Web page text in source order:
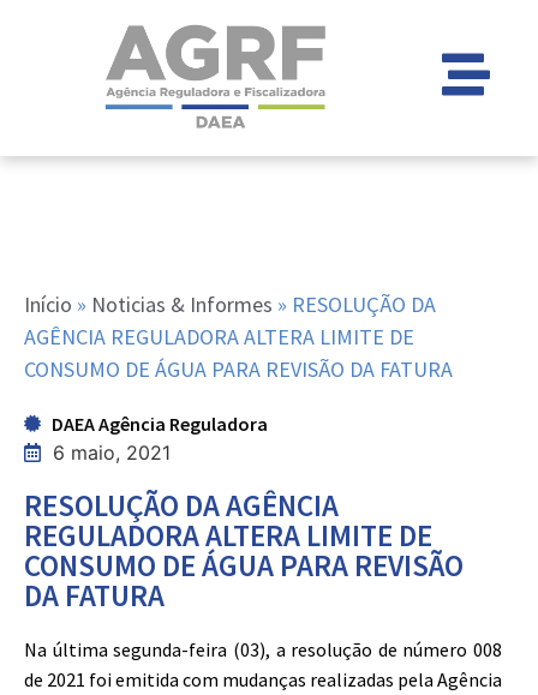
Início » Noticias & Informes » RESOLUÇÃO DA
AGÊNCIA REGULADORA ALTERA LIMITE DE
CONSUMO DE ÁGUA PARA REVISÃO DA FATURA
DAEA Agência Reguladora
6 maio, 2021
RESOLUÇÃO DA AGÊNCIA
REGULADORA ALTERA LIMITE DE
CONSUMO DE ÁGUA PARA REVISÃO
DA FATURA
Na última segunda-feira (03), a resolução de número 008
de 2021 foi emitida com mudanças realizadas pela Agência